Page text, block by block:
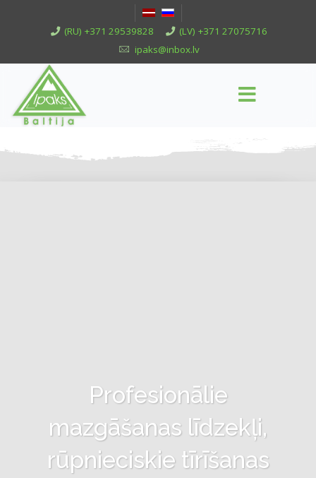
(RU) +371 29539828
(LV) +371 27075716
ipaks@inbox.lv
Profesionālie
mazgāšanas līdzekļi,
rūpnieciskie tīrīšanas